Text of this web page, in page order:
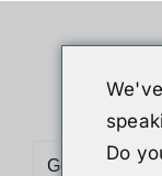
Go to...
Do